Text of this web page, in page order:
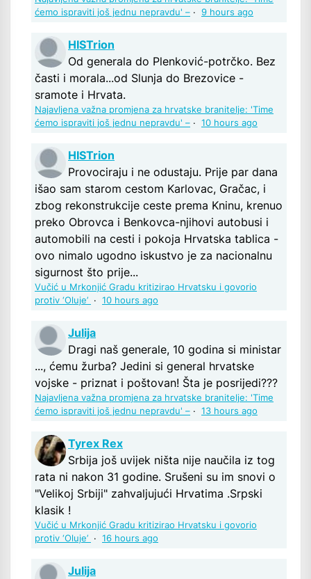
ćemo ispraviti još jednu nepravdu' – · 9 hours ago
HISTrion
Od generala do Plenković-potrčko. Bez
časti i morala...od Slunja do Brezovice -
sramote i Hrvata.
Najavljena važna promjena za hrvatske branitelje: 'Time
ćemo ispraviti još jednu nepravdu' – · 10 hours ago
HISTrion
Provociraju i ne odustaju. Prije par dana
išao sam starom cestom Karlovac, Gračac, i
zbog rekonstrukcije ceste prema Kninu, krenuo
preko Obrovca i Benkovca-njihovi autobusi i
automobili na cesti i pokoja Hrvatska tablica -
ovo nimalo ugodno iskustvo je za nacionalnu
sigurnost što prije...
Vučić u Mrkonjić Gradu kritizirao Hrvatsku i govorio
protiv ‘Oluje’ · 10 hours ago
Julija
Dragi naš generale, 10 godina si ministar
..., ćemu žurba? Jedini si general hrvatske
vojske - priznat i poštovan! Šta je posrijedi???
Najavljena važna promjena za hrvatske branitelje: 'Time
ćemo ispraviti još jednu nepravdu' – · 13 hours ago
Tyrex Rex
Srbija još uvijek ništa nije naučila iz tog
rata ni nakon 31 godine. Srušeni su im snovi o
"Velikoj Srbiji" zahvaljujući Hrvatima .Srpski
klasik !
Vučić u Mrkonjić Gradu kritizirao Hrvatsku i govorio
protiv ‘Oluje’ · 16 hours ago
Julija